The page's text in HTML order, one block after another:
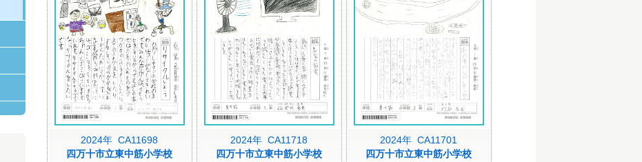
2024年 CA11698
四万十市立東中筋小学校
2024年 CA11718
四万十市立東中筋小学校
2024年 CA11701
四万十市立東中筋小学校